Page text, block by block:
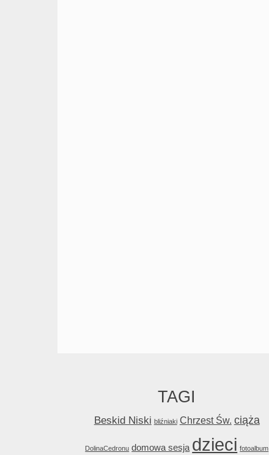
TAGI
Beskid Niski bliźniaki Chrzest Św. ciąża
DolinaCedronu domowa sesja dzieci fotoalbum